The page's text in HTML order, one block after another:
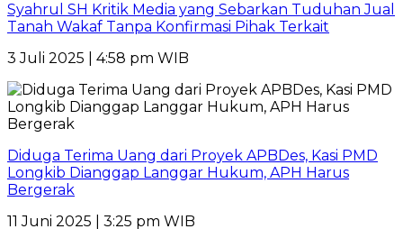
Syahrul SH Kritik Media yang Sebarkan Tuduhan Jual
Tanah Wakaf Tanpa Konfirmasi Pihak Terkait
3 Juli 2025 | 4:58 pm WIB
Diduga Terima Uang dari Proyek APBDes, Kasi PMD
Longkib Dianggap Langgar Hukum, APH Harus
Bergerak
11 Juni 2025 | 3:25 pm WIB